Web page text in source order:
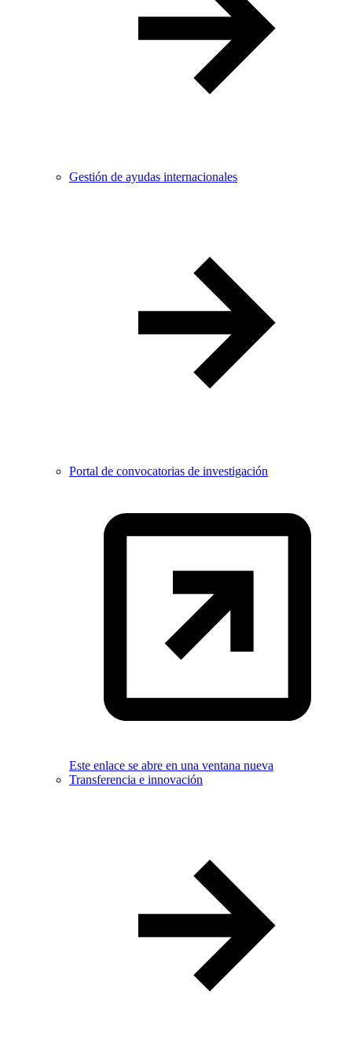
Gestión de ayudas internacionales
Portal de convocatorias de investigación
Este enlace se abre en una ventana nueva
Transferencia e innovación